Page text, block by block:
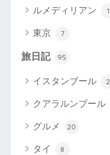
ルメディリアン 1
東京 7
旅日記 95
イスタンブール 2
クアラルンプール
グルメ 20
タイ 8